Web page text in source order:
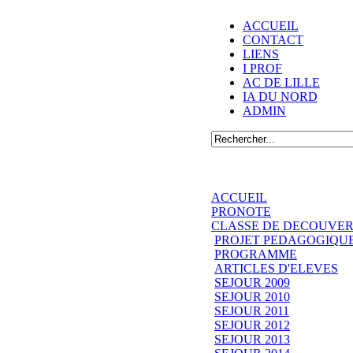
ACCUEIL
CONTACT
LIENS
I PROF
AC DE LILLE
IA DU NORD
ADMIN
ACCUEIL
PRONOTE
CLASSE DE
PROJET
PROGRAMME
ARTICLES D'ELEVES
SEJOUR 2009
SEJOUR 2010
SEJOUR 2011
SEJOUR 2012
SEJOUR 2013